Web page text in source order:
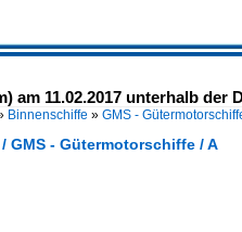
am 11.02.2017 unterhalb
Binnenschiffe » GMS -
GMS - Gütermotorschiffe / A